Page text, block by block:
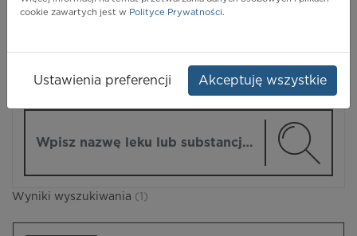
Wyniki wyszukiwania (1)
cookie zawartych jest w Polityce Prywatności.
Ustawienia preferencji Akceptuję wszystkie